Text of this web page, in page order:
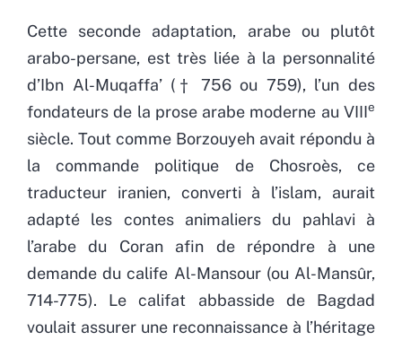
Cette seconde adaptation, arabe ou plutôt
arabo-persane, est très liée à la personnalité
d’Ibn Al-Muqaffa’ († 756 ou 759), l’un des
fondateurs de la prose arabe moderne au VIIIe
siècle. Tout comme Borzouyeh avait répondu à
la commande politique de Chosroès, ce
traducteur iranien, converti à l’islam, aurait
adapté les contes animaliers du pahlavi à
l’arabe du Coran afin de répondre à une
demande du calife Al-Mansour (ou Al-Mansûr,
714-775). Le califat abbasside de Bagdad
voulait assurer une reconnaissance à l’héritage